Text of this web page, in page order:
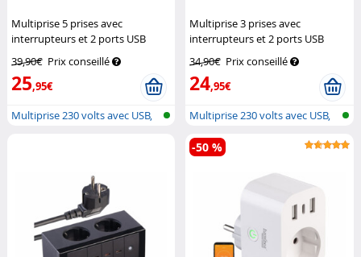
Multiprise 5 prises avec
interrupteurs et 2 ports USB
39,90€ Prix conseillé
25,95€
Multiprise 230 volts avec USB,
Multiprise 3 prises avec
interrupteurs et 2 ports USB
34,90€ Prix conseillé
24,95€
Multiprise 230 volts avec USB,
comm...
-50 %